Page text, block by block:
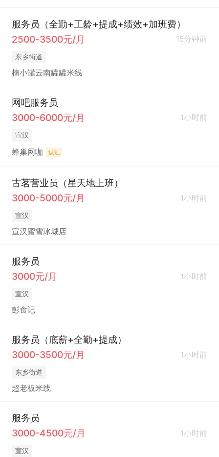
服务员（全勤+工龄+提成+绩效+加班费）
2500-3500元/月
15分钟前
东乡街道
楠小罐云南罐罐米线
网吧服务员
3000-6000元/月
1小时前
宣汉
蜂巢网咖 认证
古茗营业员（星天地上班）
3000-5000元/月
1小时前
宣汉
宣汉蜜雪冰城店
服务员
3000元/月
1小时前
宣汉
彭食记
服务员（底薪+全勤+提成）
3000-3500元/月
1小时前
东乡街道
超老板米线
服务员
3000-4500元/月
1小时前
宣汉